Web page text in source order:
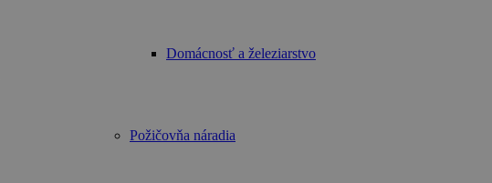
Domácnosť a železiarstvo
Požičovňa náradia